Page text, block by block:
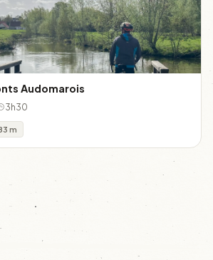
Audomarois
3h30
m